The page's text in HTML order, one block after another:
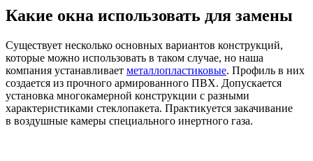
Какие окна использовать для замены
Существует несколько основных вариантов конструкций,
которые можно использовать в таком случае, но наша
компания устанавливает металлопластиковые. Профиль в них
создается из прочного армированного ПВХ. Допускается
установка многокамерной конструкции с разными
характеристиками стеклопакета. Практикуется закачивание
в воздушные камеры специального инертного газа.